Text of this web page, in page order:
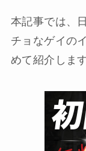
本記事では、
チョなゲイの
めて紹介します